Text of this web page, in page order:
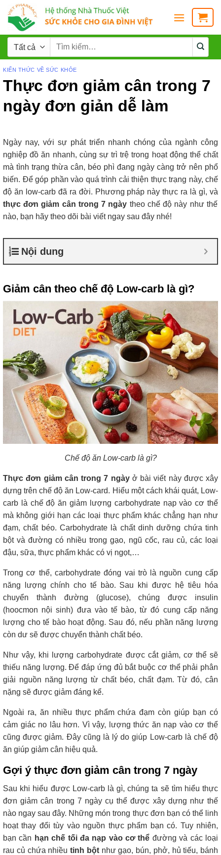
KIẾN THỨC VỀ SỨC KHỎE
Thực đơn giảm cân trong 7
ngày đơn giản dễ làm
Ngày nay, với sự phát triển nhanh chóng của ngành công
nghiệp đồ ăn nhanh, cùng sự trì trệ trong hoạt động thể chất
mà tình trạng thừa cân, béo phì đang ngày càng trở nên phổ
biến. Để góp phần vào quá trình cải thiện thực trạng này, chế
độ ăn low-carb đã ra đời. Phương pháp này thực ra là gì, và
thực đơn giảm cân trong 7 ngày theo chế độ này như thế
nào, bạn hãy theo dõi bài viết ngay sau đây nhé!
Nội dung
Giảm cân theo chế độ Low-carb là gì?
Chế độ ăn Low-carb là gì?
Thực đơn giảm cân trong 7 ngàyở bài viết này được xây
dựng trên chế độ ăn Low-card. Hiểu một cách khái quát, Low-
carb là chế độ ăn giảm lượng carbohydrate nạp vào cơ thể
mà không giới hạn các loại thực phẩm khác chẳng hạn như
đạm, chất béo. Carbohydrate là chất dinh dưỡng chứa tinh
bột và đường có nhiều trong gạo, ngũ cốc, rau củ, các loại
đậu, sữa, thực phẩm khác có vị ngọt,…
Trong cơ thể, carbohydrate đóng vai trò là nguồn cung cấp
năng lượng chính cho tế bào. Sau khi được hệ tiêu hóa
chuyển thành đường (glucose), chúng được insulin
(hoocmon nội sinh) đưa vào tế bào, từ đó cung cấp năng
lượng cho tế bào hoạt động. Sau đó, nếu phần năng lượng
còn dư sẽ được chuyển thành chất béo.
Như vậy, khi lượng carbohydrate được cắt giảm, cơ thể sẽ
thiếu năng lượng. Để đáp ứng đủ bắt buộc cơ thể phải phân
giải nguồn năng lượng từ chất béo, chất đạm. Từ đó, cân
nặng sẽ được giảm đáng kể.
Ngoài ra, ăn nhiều thực phẩm chứa đạm còn giúp bạn có
cảm giác no lâu hơn. Vì vậy, lượng thức ăn nạp vào cơ thể
cũng được giảm. Đây cũng là lý do giúp Low-carb là chế độ
ăn giúp giảm cân hiệu quả.
Gợi ý thực đơn giảm cân trong 7 ngày
Sau khi hiểu được Low-carb là gì, chúng ta sẽ tìm hiểu thực
đơn giảm cân trong 7 ngày cụ thể được xây dựng như thế
nào ngay sau đây. Những món trong thực đơn bạn có thể linh
hoạt thay đổi tùy vào nguồn thực phẩm bạn có. Tuy nhiên,
bạn cần hạn chế tối đa nạp vào cơ thể đường và các loại
rau củ chứa nhiều tinh bộtnhư gạo, bún, phở, hủ tiếu, bánh